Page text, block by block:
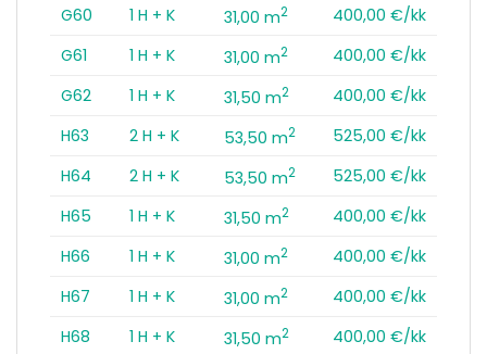
G60
1 H + K 31,00 m2
400,00 €/kk
G61
1 H + K 31,00 m2
400,00 €/kk
G62
1 H + K 31,50 m2
400,00 €/kk
H63
2 H + K 53,50 m2
525,00 €/kk
H64
2 H + K 53,50 m2
525,00 €/kk
H65
1 H + K 31,50 m2
400,00 €/kk
H66
1 H + K 31,00 m2
400,00 €/kk
H67
1 H + K 31,00 m2
400,00 €/kk
H68
1 H + K 31,50 m2
400,00 €/kk